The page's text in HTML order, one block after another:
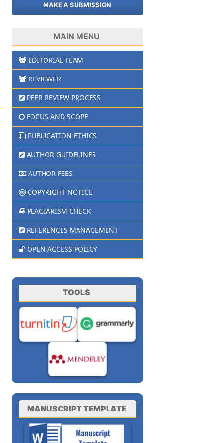
MAKE A SUBMISSION
MAIN MENU
EDITORIAL TEAM
REVIEWER
PEER REVIEW PROCESS
FOCUS AND SCOPE
PUBLICATION ETHICS
AUTHOR GUIDELINES
AUTHOR FEES
COPYRIGHT NOTICE
PLAGIARISM CHECK
REFERENCES MANAGEMENT
OPEN ACCESS POLICY
TOOLS
MANUSCRIPT TEMPLATE